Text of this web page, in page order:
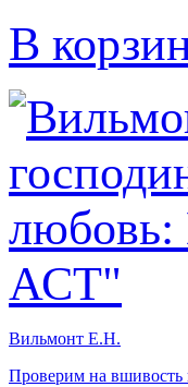
В
Вильмонт Е.Н.
Проверим на